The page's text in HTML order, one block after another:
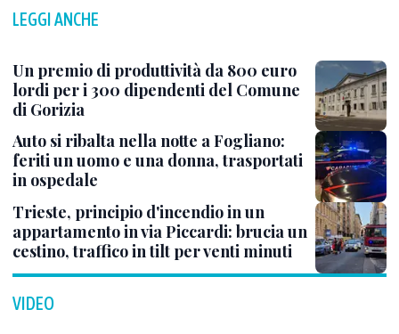
LEGGI ANCHE
Un premio di produttività da 800 euro
lordi per i 300 dipendenti del Comune
di Gorizia
Auto si ribalta nella notte a Fogliano:
feriti un uomo e una donna, trasportati
in ospedale
Trieste, principio d'incendio in un
appartamento in via Piccardi: brucia un
cestino, traffico in tilt per venti minuti
VIDEO